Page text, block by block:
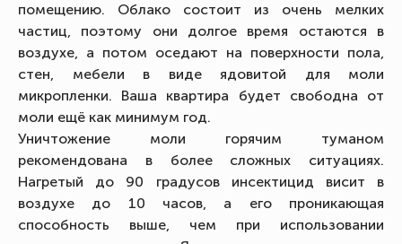
помещению. Облако состоит из очень мелких
частиц, поэтому они долгое время остаются в
воздухе, а потом оседают на поверхности пола,
стен, мебели в виде ядовитой для моли
микропленки. Ваша квартира будет свободна от
моли ещё как минимум год.
Уничтожение моли горячим туманом
рекомендована в более сложных ситуациях.
Нагретый до 90 градусов инсектицид висит в
воздухе до 10 часов, а его проникающая
способность выше, чем при использовании